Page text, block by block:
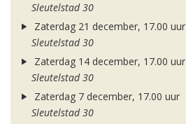
Sleutelstad 30
Zaterdag 21 december, 17.00 uur
Sleutelstad 30
Zaterdag 14 december, 17.00 uur
Sleutelstad 30
Zaterdag 7 december, 17.00 uur
Sleutelstad 30